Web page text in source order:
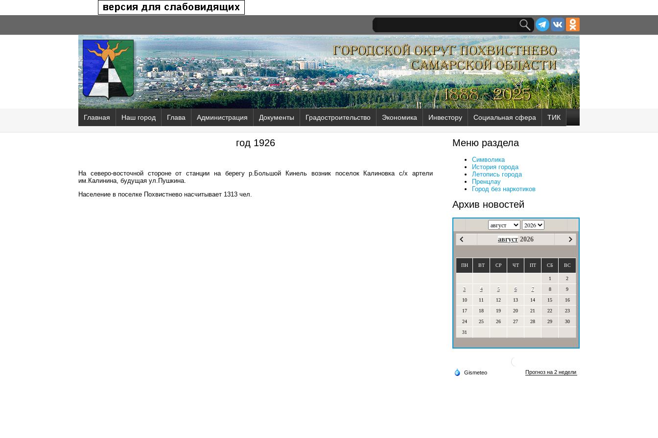
Главная Наш город Глава Администрация Документы Градостроительство Экономика Инвестору Социальная сфера ТИК
год 1926
На северо-восточной стороне от станции на берегу р.Большой Кинель возник поселок Калиновка с/х артели
им.Калинина, будущая ул.Пушкина.
Население в поселке Похвистнево насчитывает 1313 чел.
Меню раздела
Символика
История города
Летопись города
Пренцлау
Город без наркотиков
Архив новостей
август 2026
ПН ВТ СР ЧТ ПТ СБ ВС
1
2
3
4 5 6 7 8
9
10
11 12 13 14 15
16
17
18 19 20 21 22
23
24
25 26 27 28 29
30
31